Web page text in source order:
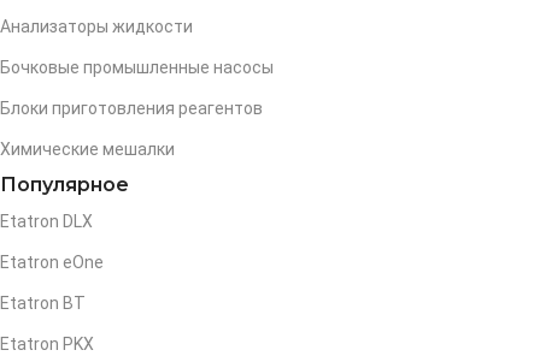
Анализаторы жидкости
Бочковые промышленные насосы
Блоки приготовления реагентов
Химические мешалки
Популярное
Etatron DLX
Etatron eOne
Etatron BT
Etatron PKX